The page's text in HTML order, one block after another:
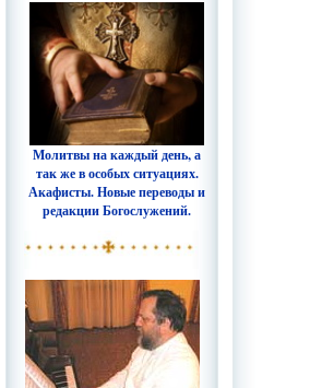
Молитвы на каждый день, а
так же в особых ситуациях.
Акафисты. Новые переводы и
редакции Богослужений.